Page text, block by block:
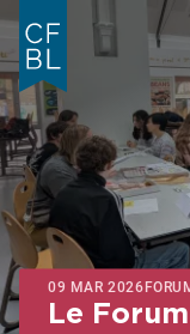
09 MAR 2026
Le